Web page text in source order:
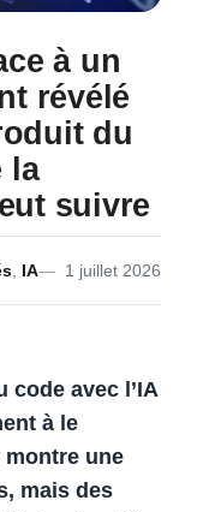
à un
révélé
du
la
suivre
1 juillet 2026
IA
code avec l’IA
à le
montre une
mais des